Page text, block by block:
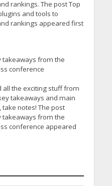
rankings. The post Top
and tools to
rankings appeared first
takeaways from the
conference
all the exciting stuff from
takeaways and main
notes! The post
takeaways from the
conference appeared